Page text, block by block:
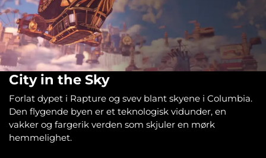
City in the Sky
Forlat dypet i Rapture og svev blant skyene i Columbia.
Den flygende byen er et teknologisk vidunder, en
vakker og fargerik verden som skjuler en mørk
hemmelighet.